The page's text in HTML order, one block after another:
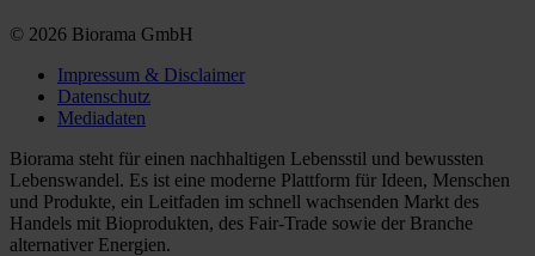
© 2026 Biorama GmbH
Impressum & Disclaimer
Datenschutz
Mediadaten
Biorama steht für einen nachhaltigen Lebensstil und bewussten
Lebenswandel. Es ist eine moderne Plattform für Ideen, Menschen
und Produkte, ein Leitfaden im schnell wachsenden Markt des
Handels mit Bioprodukten, des Fair-Trade sowie der Branche
alternativer Energien.